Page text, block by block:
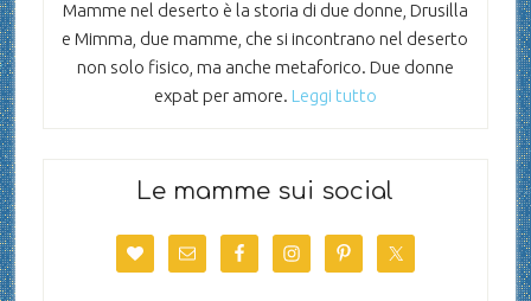
Mamme nel deserto è la storia di due donne, Drusilla
e Mimma, due mamme, che si incontrano nel deserto
non solo fisico, ma anche metaforico. Due donne
expat per amore. Leggi tutto
Le mamme sui social